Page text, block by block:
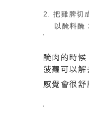
2. 把雞脾切
以醃料醃
醃肉的時候
菠蘿可以
感覺會很